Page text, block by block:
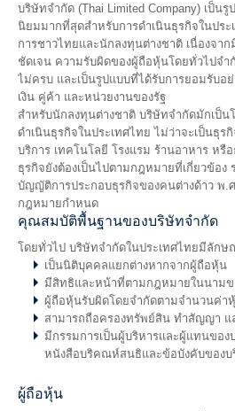
บริษัทจำกัด (Thai Limited Company) เป็น
นิยมมากที่สุดสำหรับการดำเนินธุรกิจในปร
การชาวไทยและนักลงทุนต่างชาติ เนื่องจาก
ชัดเจน ความรับผิดของผู้ถือหุ้นโดยทั่วไปจำ
ไม่ครบ และเป็นรูปแบบที่ได้รับการยอมรับอ
เงิน คู่ค้า และหน่วยงานของรัฐ
สำหรับนักลงทุนต่างชาติ บริษัทจำกัดมักเป็น
ดำเนินธุรกิจในประเทศไทย ไม่ว่าจะเป็นธุร
บริการ เทคโนโลยี โรงแรม ร้านอาหาร หรื
ธุรกิจยังต้องเป็นไปตามกฎหมายที่เกี่ยวข้อง
บัญญัติการประกอบธุรกิจของคนต่างด้าว พ.
กฎหมายกำหนด
คุณสมบัติพื้นฐานของบริษัทจำกัด
โดยทั่วไป บริษัทจำกัดในประเทศไทยมีลัก
เป็นนิติบุคคลแยกต่างหากจากผู้ถือหุ้น
มีสิทธิและหน้าที่ตามกฎหมายในนามข
ผู้ถือหุ้นรับผิดโดยจำกัดตามจำนวนค่า
สามารถถือครองทรัพย์สิน ทำสัญญา แ
มีกรรมการเป็นผู้บริหารและผู้แทนขอ
หนังสือบริคณห์สนธิและข้อบังคับของบ
ผู้ถือหุ้น